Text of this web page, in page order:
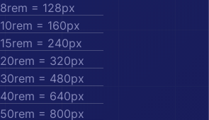
8rem = 128px
10rem = 160px
15rem = 240px
20rem = 320px
30rem = 480px
40rem = 640px
50rem = 800px